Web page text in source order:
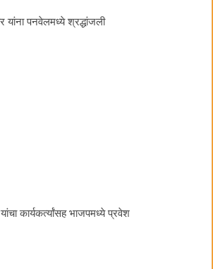
यांना पनवेलमध्ये श्रद्धांजली
कार्यकर्त्यांसह भाजपमध्ये प्रवेश